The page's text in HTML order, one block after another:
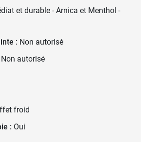
et durable - Arnica et Menthol -
: Non autorisé
Non autorisé
froid
: Oui